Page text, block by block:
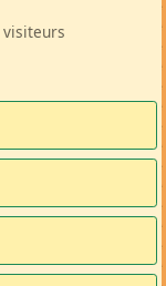
visiteurs